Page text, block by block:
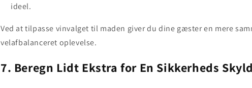
ideel.
Ved at tilpasse vinvalget til maden giver du dine gæster en mere
velafbalanceret oplevelse.
7. Beregn Lidt Ekstra for En Sikkerheds Skyld